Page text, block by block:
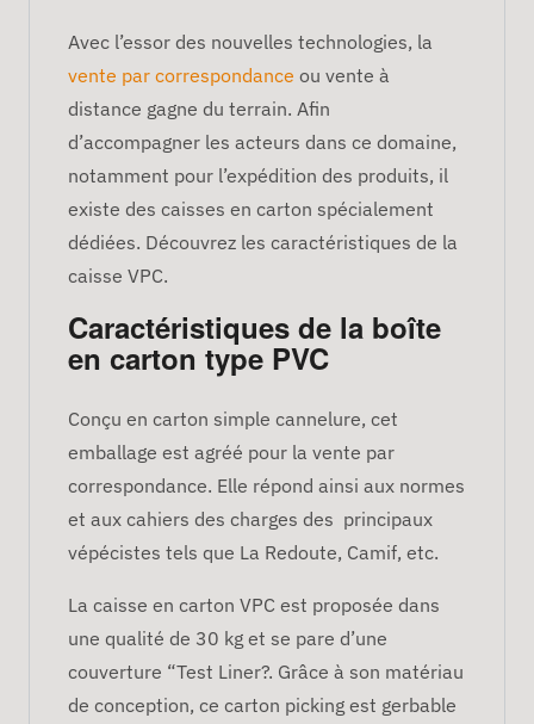
Avec l’essor des nouvelles technologies, la
vente par correspondance ou vente à
distance gagne du terrain. Afin
d’accompagner les acteurs dans ce domaine,
notamment pour l’expédition des produits, il
existe des caisses en carton spécialement
dédiées. Découvrez les caractéristiques de la
caisse VPC.
Caractéristiques de la boîte
en carton type PVC
Conçu en carton simple cannelure, cet
emballage est agréé pour la vente par
correspondance. Elle répond ainsi aux normes
et aux cahiers des charges des principaux
vépécistes tels que La Redoute, Camif, etc.
La caisse en carton VPC est proposée dans
une qualité de 30 kg et se pare d’une
couverture “Test Liner?. Grâce à son matériau
de conception, ce carton picking est gerbable